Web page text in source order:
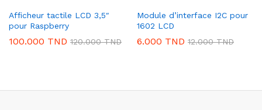
Afficheur tactile LCD 3,5″
pour Raspberry
100.000 TND 120.000TND
Module d’interface I2C pour
1602 LCD
6.000 TND 12.000TND